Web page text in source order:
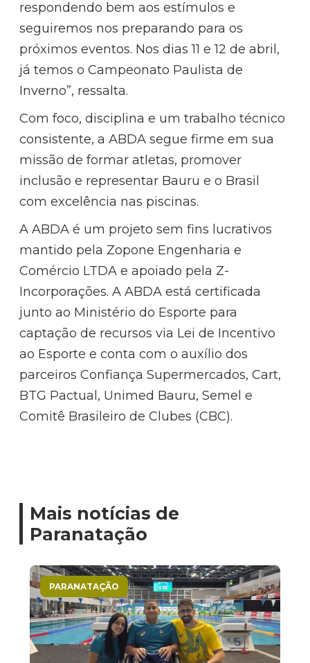
respondendo bem aos estímulos e
seguiremos nos preparando para os
próximos eventos. Nos dias 11 e 12 de abril,
já temos o Campeonato Paulista de
Inverno”, ressalta.
Com foco, disciplina e um trabalho técnico
consistente, a ABDA segue firme em sua
missão de formar atletas, promover
inclusão e representar Bauru e o Brasil
com excelência nas piscinas.
A ABDA é um projeto sem fins lucrativos
mantido pela Zopone Engenharia e
Comércio LTDA e apoiado pela Z-
Incorporações. A ABDA está certificada
junto ao Ministério do Esporte para
captação de recursos via Lei de Incentivo
ao Esporte e conta com o auxílio dos
parceiros Confiança Supermercados, Cart,
BTG Pactual, Unimed Bauru, Semel e
Comitê Brasileiro de Clubes (CBC).
Mais notícias de
Paranatação
PARANATAÇÃO